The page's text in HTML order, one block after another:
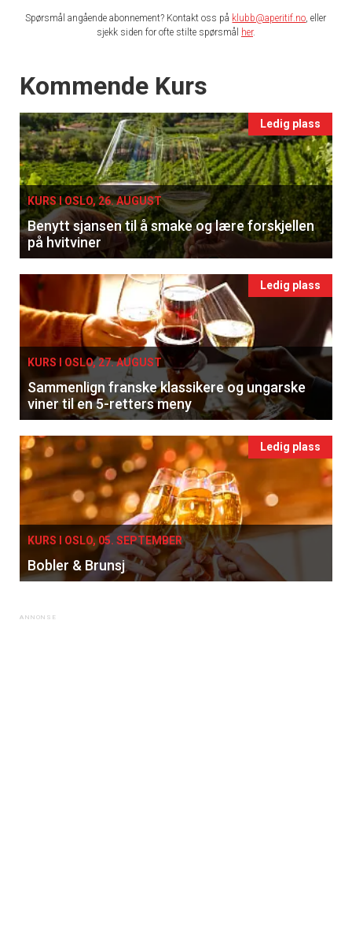
Spørsmål angående abonnement? Kontakt oss på klubb@aperitif.no, eller
sjekk siden for ofte stilte spørsmål her.
Events
Kommende Kurs
Ledig plass
KURS I OSLO, 26. AUGUST
Benytt sjansen til å smake og lære forskjellen
på hvitviner
Ledig plass
KURS I OSLO, 27. AUGUST
Sammenlign franske klassikere og ungarske
viner til en 5-retters meny
Ledig plass
KURS I OSLO, 05. SEPTEMBER
Bobler & Brunsj